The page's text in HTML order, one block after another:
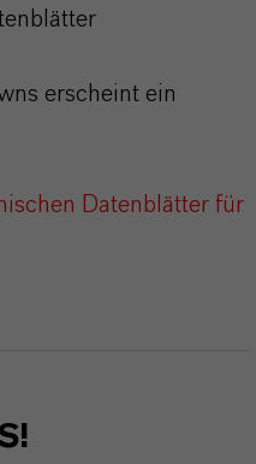
erscheint ein
Datenblätter für